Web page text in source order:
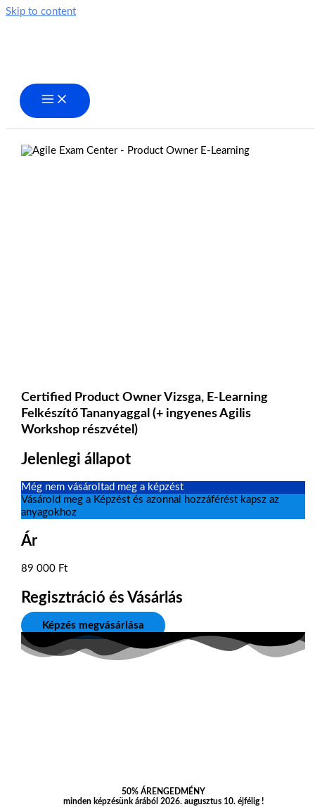
Skip to content
Certified Product Owner Vizsga, E-Learning
Felkészítő Tananyaggal (+ ingyenes Agilis
Workshop részvétel)
Jelenlegi állapot
Még nem vásároltad meg a képzést
Vásárold meg a Képzést és azonnal hozzáférést kapsz az
anyagokhoz
Ár
89 000 Ft
Regisztráció és Vásárlás
Képzés megvásárlása
50% ÁRENGEDMÉNY
minden képzésünk árából 2026. augusztus 10. éjfélig !